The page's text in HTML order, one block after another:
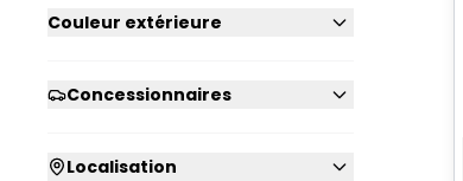
Couleur extérieure
Concessionnaires
Localisation